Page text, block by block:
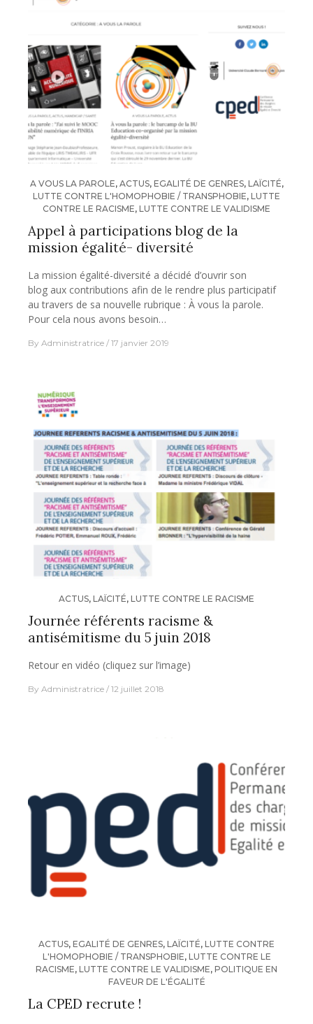
A VOUS LA PAROLE, ACTUS, EGALITÉ DE GENRES, LAÏCITÉ,
LUTTE CONTRE L'HOMOPHOBIE / TRANSPHOBIE, LUTTE
CONTRE LE RACISME, LUTTE CONTRE LE VALIDISME
Appel à participations blog de la
mission égalité- diversité
La mission égalité-diversité a décidé d’ouvrir son
blog aux contributions afin de le rendre plus participatif
au travers de sa nouvelle rubrique : À vous la parole.
Pour cela nous avons besoin…
By Administratrice 17 janvier 2019
ACTUS, LAÏCITÉ, LUTTE CONTRE LE RACISME
Journée référents racisme &
antisémitisme du 5 juin 2018
Retour en vidéo (cliquez sur l’image)
By Administratrice 12 juillet 2018
ACTUS, EGALITÉ DE GENRES, LAÏCITÉ, LUTTE CONTRE
L'HOMOPHOBIE / TRANSPHOBIE, LUTTE CONTRE LE
RACISME, LUTTE CONTRE LE VALIDISME, POLITIQUE EN
FAVEUR DE L'ÉGALITÉ
La CPED recrute !